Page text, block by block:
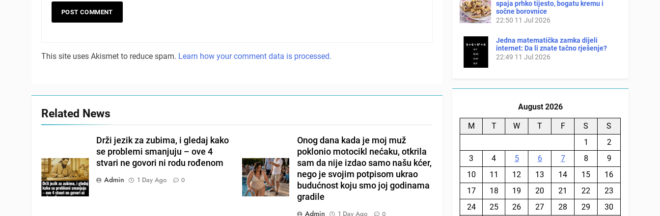
This site uses Akismet to reduce spam. Learn how your comment data is processed.
Related News
Drži jezik za zubima, i gledaj kako
se problemi smanjuju – ove 4
stvari ne govori ni rodu rođenom
Admin
1 Day Ago 0
Onog dana kada je moj muž
poklonio motocikl nećaku, otkrila
sam da nije izdao samo našu kćer,
nego je svojim potpisom ukrao
budućnost koju smo joj godinama
gradile
Admin
1 Day Ago 0
spaja prhko tijesto, bogatu kremu i
sočne borovnice
22:50 11 Jul 2026
Jedna matematička zamka dijeli
internet: Da li znate tačno rješenje?
22:49 11 Jul 2026
August 2026
M T W T F S
S
1
2
3
4 5 6 7 8
9
10
11 12 13 14 15
16
17
18 19 20 21 22
23
24
25 26 27 28 29 30